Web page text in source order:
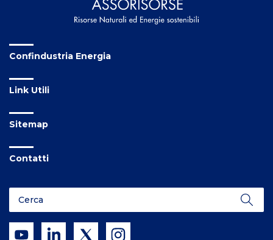
Confindustria Energia
Link Utili
Sitemap
Contatti